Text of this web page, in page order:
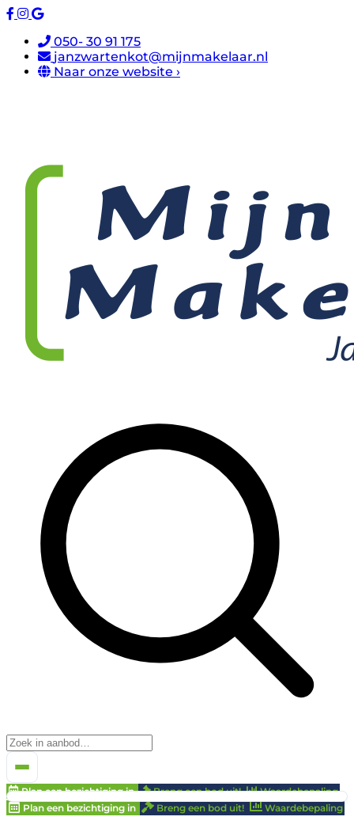
050- 30 91 175
janzwartenkot@mijnmakelaar.nl
Naar onze website ›
Plan een bezichtiging in Breng een bod uit!
Waardebepaling
Plan een bezichtiging in
Breng een bod uit! Waardebepaling